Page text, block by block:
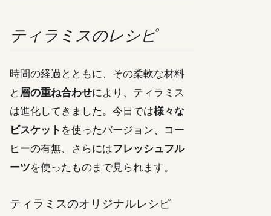
ティラミスのレシピ
時間の経過とともに、その柔軟な材料
と層の重ね合わせにより、ティラミス
は進化してきました。今日では様々な
ビスケット を使ったバージョン、コー
ヒーの有無、さらにはフレッシュフル
ーツを使ったものまで見られます。
ティラミスのオリジナルレシピ